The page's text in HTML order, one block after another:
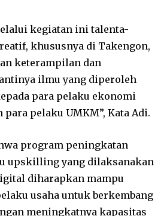
kegiatan ini talenta-
khususnya di Takengon,
keterampilan dan
ilmu yang diperoleh
para pelaku ekonomi
pelaku UMKM”, Kata Adi.
program peningkatan
upskilling yang dilaksanakan
diharapkan mampu
usaha untuk berkembang
meningkatnya kapasitas